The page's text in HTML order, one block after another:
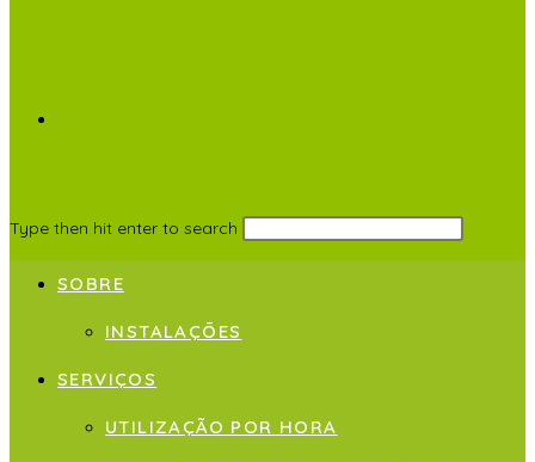
Type then hit enter to search
SOBRE
INSTALAÇÕES
SERVIÇOS
UTILIZAÇÃO POR HORA